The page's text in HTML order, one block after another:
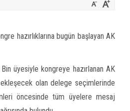
hazırlıklarına bugün başlayan AK
üyesiyle kongreye hazırlanan AK
olan delege seçimlerinde
öncesinde tüm üyelere mesaj